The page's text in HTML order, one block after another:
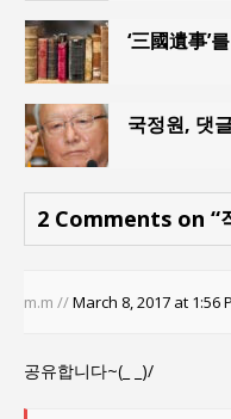
‘三國遺事’
국정원, 댓
2 Comments on “
m.m //March 8, 2017 at 1:56
공유합니다~(_ _)/